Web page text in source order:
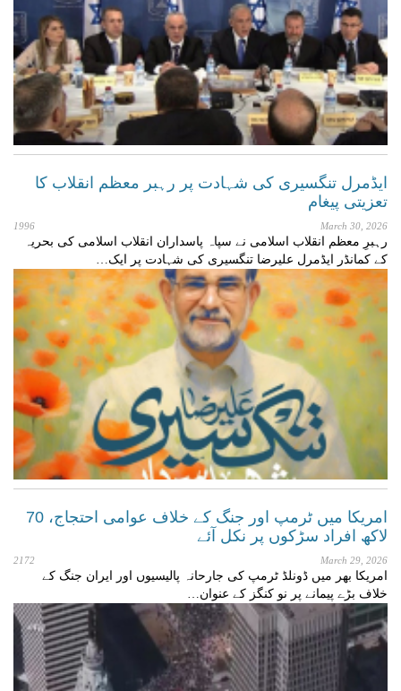
ایڈمرل تنگسیری کی شہادت پر رہبر معظم انقلاب کا
تعزیتی پیغام
March 30, 2026
1996
رہبرِ معظم انقلاب اسلامی نے سپاہ پاسداران انقلاب اسلامی کی بحریہ
کے کمانڈر ایڈمرل علیرضا تنگسیری کی شہادت پر ایک…
امریکا میں ٹرمپ اور جنگ کے خلاف عوامی احتجاج، 70
لاکھ افراد سڑکوں پر نکل آئے
March 29, 2026
2172
امریکا بھر میں ڈونلڈ ٹرمپ کی جارحانہ پالیسیوں اور ایران جنگ کے
خلاف بڑے پیمانے پر نو کنگز کے عنوان…